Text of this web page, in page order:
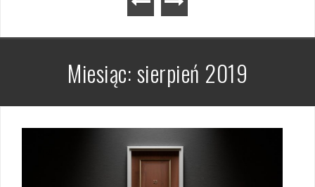
Miesiąc:sierpień 2019